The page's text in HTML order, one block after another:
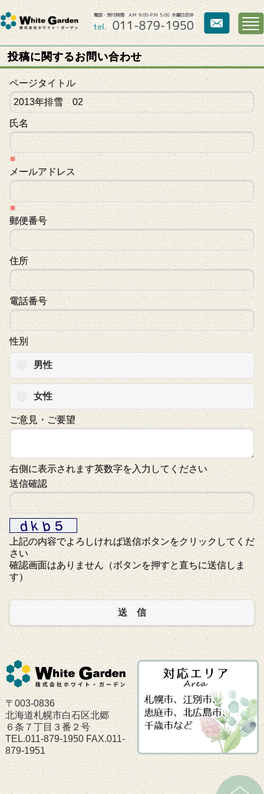
投稿に関するお問い合わせ
ページタイトル
氏名
※
メールアドレス
※
郵便番号
住所
電話番号
性別
男性
女性
ご意見・ご要望
右側に表示されます英数字を入力してください
送信確認
上記の内容でよろしければ送信ボタンをクリックしてくだ
さい
確認画面はありません（ボタンを押すと直ちに送信しま
す）
送 信
〒003-0836
北海道札幌市白石区北郷
６条７丁目３番２号
TEL.011-879-1950 FAX.011-
879-1951